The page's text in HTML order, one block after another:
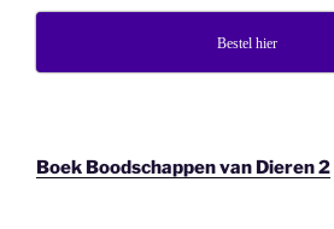
Bestel hier
Boek Boodschappen van Dieren 2